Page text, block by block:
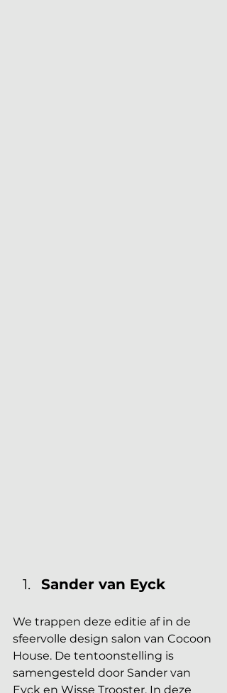
Sander van Eyck
We trappen deze editie af in de
sfeervolle design salon van Cocoon
House. De tentoonstelling is
samengesteld door Sander van
Eyck en Wisse Trooster. In deze